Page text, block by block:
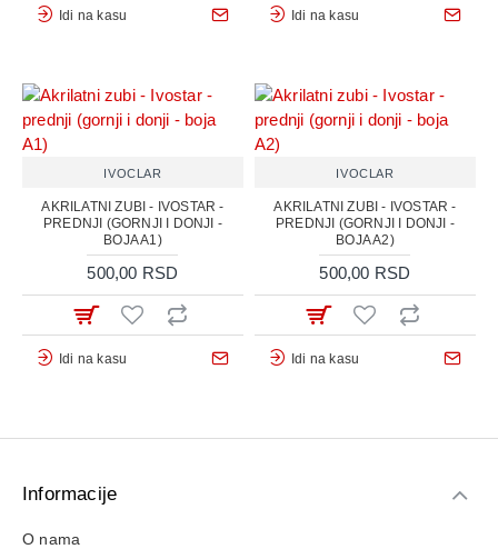
Idi na kasu Idi na kasu
IVOCLAR
AKRILATNI ZUBI - IVOSTAR -
PREDNJI (GORNJI I DONJI -
BOJA A1)
500,00 RSD
Idi na kasu
IVOCLAR
AKRILATNI ZUBI - IVOSTAR -
PREDNJI (GORNJI I DONJI -
BOJA A2)
500,00 RSD
Idi na kasu
Informacije
O nama